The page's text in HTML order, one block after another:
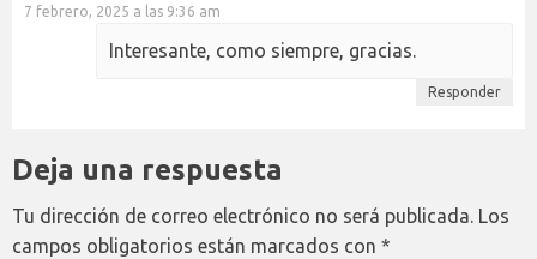
7 febrero, 2025 a las 9:36 am
Interesante, como siempre, gracias.
Responder
Deja una respuesta
Tu dirección de correo electrónico no será publicada. Los
campos obligatorios están marcados con *